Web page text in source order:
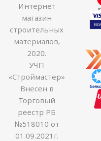
Интернет
магазин
строительных
материалов,
2020.
УЧП
«Строймастер»
Внесен в
Торговый
реестр РБ
№518010 от
01.09.2021г.